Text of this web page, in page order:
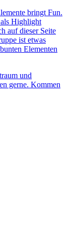
bringt Fun.
Highlight
auf dieser Seite
ist etwas
Elementen
und
gerne. Kommen